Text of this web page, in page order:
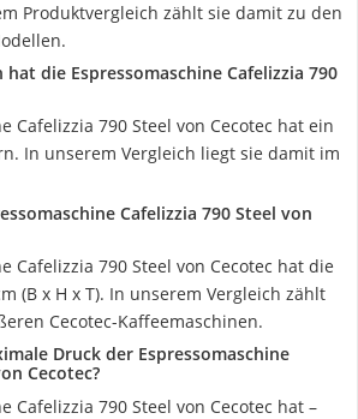
Produktvergleich zählt sie damit zu den
die Espressomaschine Cafelizzia 790
Cafelizzia 790 Steel von Cecotec hat ein
In unserem Vergleich liegt sie damit im
Cafelizzia 790 Steel von
Cafelizzia 790 Steel von Cecotec hat die
(B x H x T). In unserem Vergleich zählt
Cecotec-Kaffeemaschinen.
Druck der Espressomaschine
Cecotec?
Cafelizzia 790 Steel von Cecotec hat –